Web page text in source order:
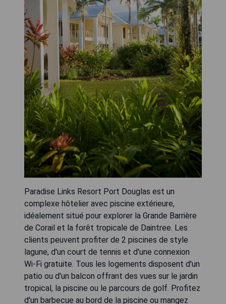
Paradise Links Resort Port Douglas est un
complexe hôtelier avec piscine extérieure,
idéalement situé pour explorer la Grande Barrière
de Corail et la forêt tropicale de Daintree. Les
clients peuvent profiter de 2 piscines de style
lagune, d'un court de tennis et d'une connexion
Wi-Fi gratuite. Tous les logements disposent d'un
patio ou d'un balcon offrant des vues sur le jardin
tropical, la piscine ou le parcours de golf. Profitez
d'un barbecue au bord de la piscine ou mangez